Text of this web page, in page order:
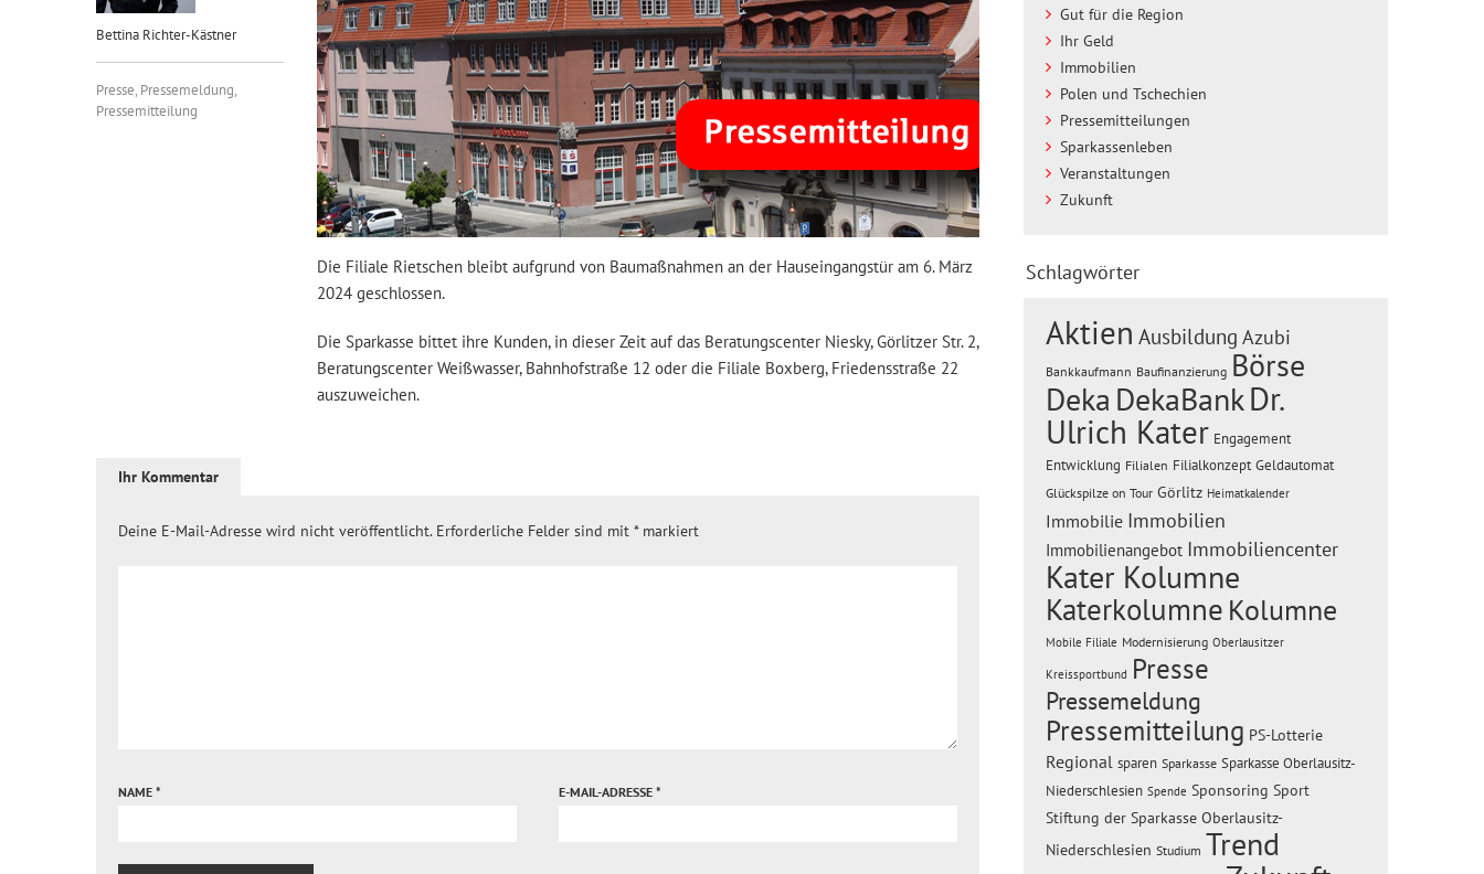
Bettina Richter-Kästner
Presse, Pressemeldung,
Pressemitteilung
Die Filiale Rietschen bleibt aufgrund von Baumaßnahmen an der Hauseingangstür am 6. März
2024 geschlossen.
Die Sparkasse bittet ihre Kunden, in dieser Zeit auf das Beratungscenter Niesky, Görlitzer Str. 2,
Beratungscenter Weißwasser, Bahnhofstraße 12 oder die Filiale Boxberg, Friedensstraße 22
auszuweichen.
Ihr Kommentar
Deine E-Mail-Adresse wird nicht veröffentlicht. Erforderliche Felder sind mit *markiert
NAME * E-MAIL-ADRESSE *
Gut für die Region
Ihr Geld
Immobilien
Polen und Tschechien
Pressemitteilungen
Sparkassenleben
Veranstaltungen
Zukunft
Schlagwörter
Aktien Ausbildung Azubi
Bankkaufmann Baufinanzierung Börse
Deka DekaBankDr.
Ulrich Kater Engagement
Entwicklung Filialen Filialkonzept Geldautomat
Glückspilze on Tour Görlitz Heimatkalender
Immobilie Immobilien
Immobilienangebot Immobiliencenter
Kater Kolumne
Katerkolumne Kolumne
Mobile Filiale Modernisierung Oberlausitzer
Kreissportbund Presse
Pressemeldung
Pressemitteilung PS-Lotterie
Regional sparen Sparkasse Sparkasse Oberlausitz-
Niederschlesien Spende Sponsoring Sport
Stiftung der Sparkasse Oberlausitz-
Niederschlesien Studium Trend